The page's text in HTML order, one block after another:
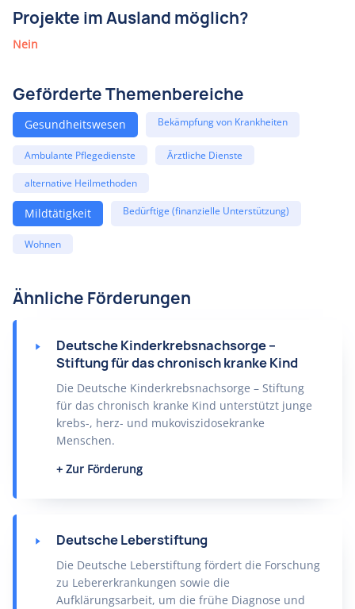
Projekte im Ausland möglich?
Nein
Geförderte Themenbereiche
Gesundheitswesen Bekämpfung von Krankheiten
Ambulante Pflegedienste Ärztliche Dienste
alternative Heilmethoden
Mildtätigkeit Bedürftige (finanzielle Unterstützung)
Wohnen
Ähnliche Förderungen
Deutsche Kinderkrebsnachsorge –
Stiftung für das chronisch kranke Kind
Die Deutsche Kinderkrebsnachsorge – Stiftung
für das chronisch kranke Kind unterstützt junge
krebs-, herz- und mukoviszidosekranke
Menschen.
Zur Förderung
Deutsche Leberstiftung
Die Deutsche Leberstiftung fördert die Forschung
zu Lebererkrankungen sowie die
Aufklärungsarbeit, um die frühe Diagnose und